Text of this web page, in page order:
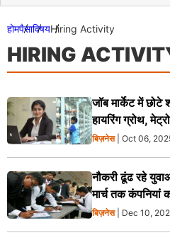
होमपैसाविषयHiring Activity
HIRING
जॉब मार्केट में छोटे
हायरिंग ग्रोथ,
बिज़नेस| Oct 06,
नौकरी ढूंढ रहे
मार्च तक कंपनियां
बिज़नेस| Dec 10,